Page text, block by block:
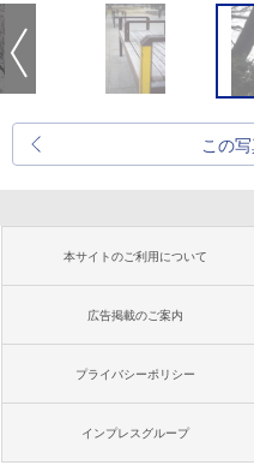
この
本サイトのご利用について
広告掲載のご案内
プライバシーポリシー
インプレスグループ